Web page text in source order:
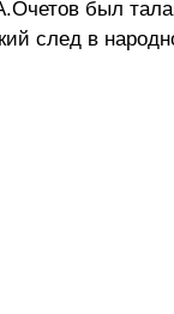
был
след в